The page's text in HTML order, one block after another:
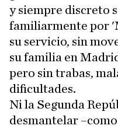
y siempre discreto
familiarmente por
su servicio, sin
su familia en
pero sin trabas,
dificultades.
Ni la Segunda
desmantelar